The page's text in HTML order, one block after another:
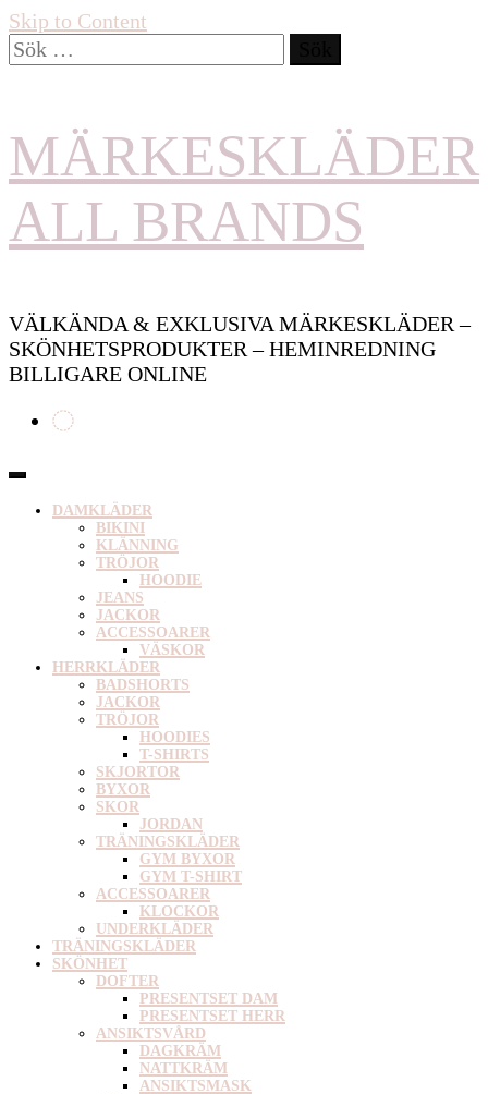
Skip to Content
Sök
efter:
MÄRKESKLÄDER
ALL BRANDS
VÄLKÄNDA & EXKLUSIVA MÄRKESKLÄDER –
SKÖNHETSPRODUKTER – HEMINREDNING
BILLIGARE ONLINE
DAMKLÄDER
BIKINI
KLÄNNING
TRÖJOR
HOODIE
JEANS
JACKOR
ACCESSOARER
VÄSKOR
HERRKLÄDER
BADSHORTS
JACKOR
TRÖJOR
HOODIES
T-SHIRTS
SKJORTOR
BYXOR
SKOR
JORDAN
TRÄNINGSKLÄDER
GYM BYXOR
GYM T-SHIRT
ACCESSOARER
KLOCKOR
UNDERKLÄDER
TRÄNINGSKLÄDER
SKÖNHET
DOFTER
PRESENTSET DAM
PRESENTSET HERR
ANSIKTSVÅRD
DAGKRÄM
NATTKRÄM
ANSIKTSMASK